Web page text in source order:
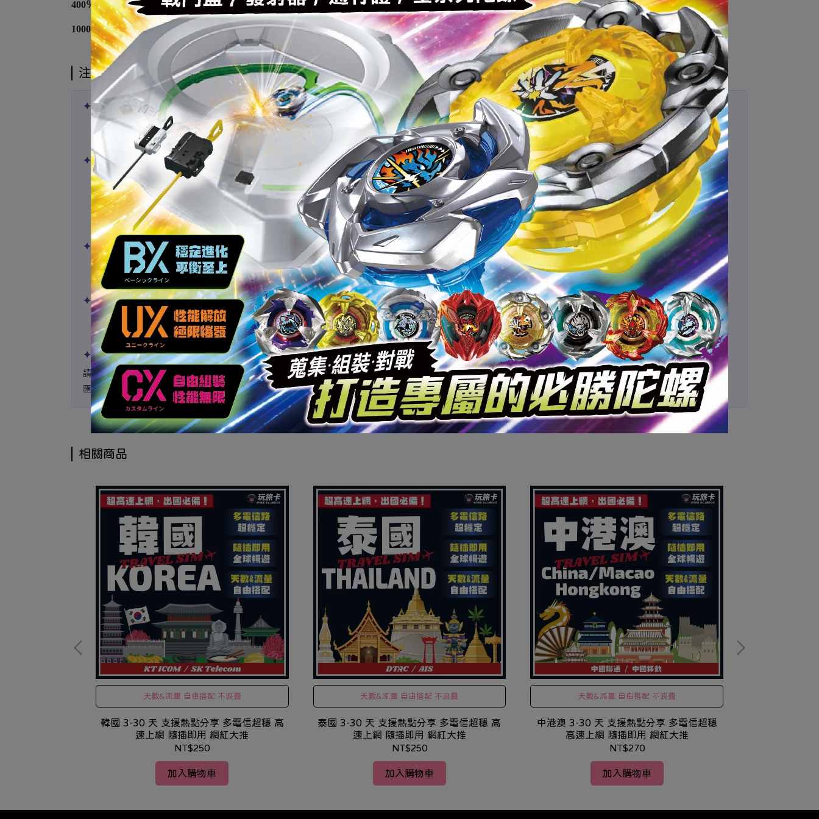
400％＝28公分
1000%＝70公分
注意事項
✦ 代購已發售商品 ✦
400% & 500% 下單後約 2–3 週
抵台
1000% 下單後約4–5 週 抵台
✦ 預購商品注意事項 ✦
預購商品可能因官方延期而延後出貨， 恕不另行個別通知
。
請於商品結單日前完成下標，商品名稱尾碼皆標註結單日。
例如：xxx0628表示 6 月 28 日結單。
不同到貨月份之預購商品請分開下標。
✦ 出貨與順序 ✦
若遇到貨量不足或廠商取消訂單，將依以下順序處理：
①
付清全額者優先 → ② 已付訂金者 → ③ 依下單順序出貨。
✦ 取貨與保留 ✦
支付訂金及付清者，商品到貨後保留期限為14 天。
期限內未取視為棄標，訂金不退還。
✦ 匯款付款者注意 ✦
請於48 小時內完成匯款
，逾時訂單將自動取消。
匯款後請提供後五碼及匯款時間，以利核對。
相關商品
天數&流量 自由搭配 不浪費
韓國 3-30 天 支援熱點分享 多電信超穩 高
速上網 隨插即用 網紅大推
NT$250
加入購物車
天數&流量 自由搭配 不浪費
泰國 3-30 天 支援熱點分享 多電信超穩 高
速上網 隨插即用 網紅大推
NT$250
加入購物車
天數&流量 自由搭配 不浪費
中港澳 3-30 天 支援熱點分享 多電信超穩
高速上網 隨插即用 網紅大推
NT$270
加入購物車